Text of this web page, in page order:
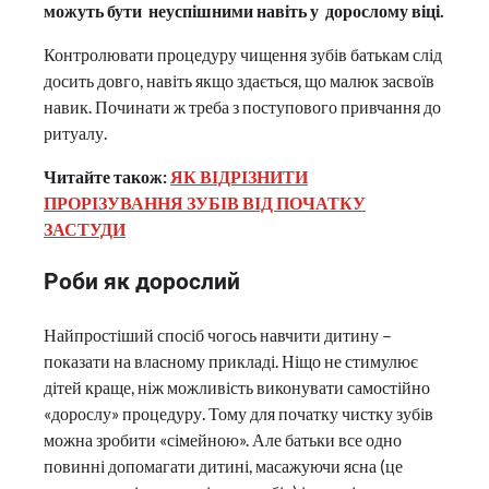
можуть бути неуспішними навіть у дорослому віці.
Контролювати процедуру чищення зубів батькам слід
досить довго, навіть якщо здається, що малюк засвоїв
навик. Починати ж треба з поступового привчання до
ритуалу.
Читайте також: ЯК ВІДРІЗНИТИ
ПРОРІЗУВАННЯ ЗУБІВ ВІД ПОЧАТКУ
ЗАСТУДИ
Роби як дорослий
Найпростіший спосіб чогось навчити дитину –
показати на власному прикладі. Ніщо не стимулює
дітей краще, ніж можливість виконувати самостійно
«дорослу» процедуру. Тому для початку чистку зубів
можна зробити «сімейною». Але батьки все одно
повинні допомагати дитині, масажуючи ясна (це